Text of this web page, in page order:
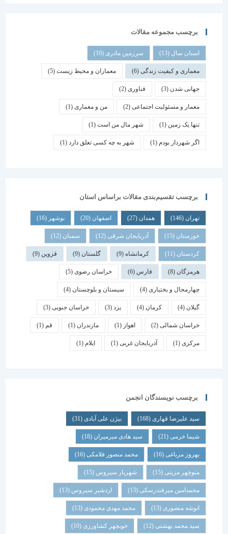
برچسب مجموعه مقالات
استان سال(13) سرزمین مادری(10)
معماری و کیفیت زندگی(6) معماران و محیط زیست(5)
جهانی شدن(3) فناوری (2)
معمار و مسئولیت اجتماعی (2) من و معماری (1)
تنها یک زمین(1) شهر مال من است(1)
اگر شهردار بودم (1) شهر به چه کسی تعلق دارد(1)
برچسب تقسیم‌بندی مقالات براساس استان
همدان اصفهان (20) بوشهر
خوزستان(15) آذربایجان شرقی(12) سمنان (12)
کردستان(11) کرمانشاه(9) گلستان (9) قزوین
هرمزگان(8) فارس خراسان رضوی(5)
چهارمحال و بختیاری (4) سیستان و بلوچستان(4)
کرمان یزد خراسان جنوبی(3)
خراسان شمالی(2) اهواز مازندران(1) قم
(1) آذربایجان غربی(1) ایلام
برچسب نویسندگان انجمن
سید علیرضا قهاری(168) بیژن علی آبادی(31)
شیما خرمی(21) سید هادی میرمیران(18)
بهروز مرباغی (16) محمد منصور فلامکی (16)
منوچهر مزینی(15) شهریار سیروس(15)
محمدامین میرفندرسکی(13) اردشیر سیروس(13)
انوشه منصوری(13) محمد مهدی محمودی(13)
سید محمد بهشتی(12) خوبچهر کشاورزی(10)